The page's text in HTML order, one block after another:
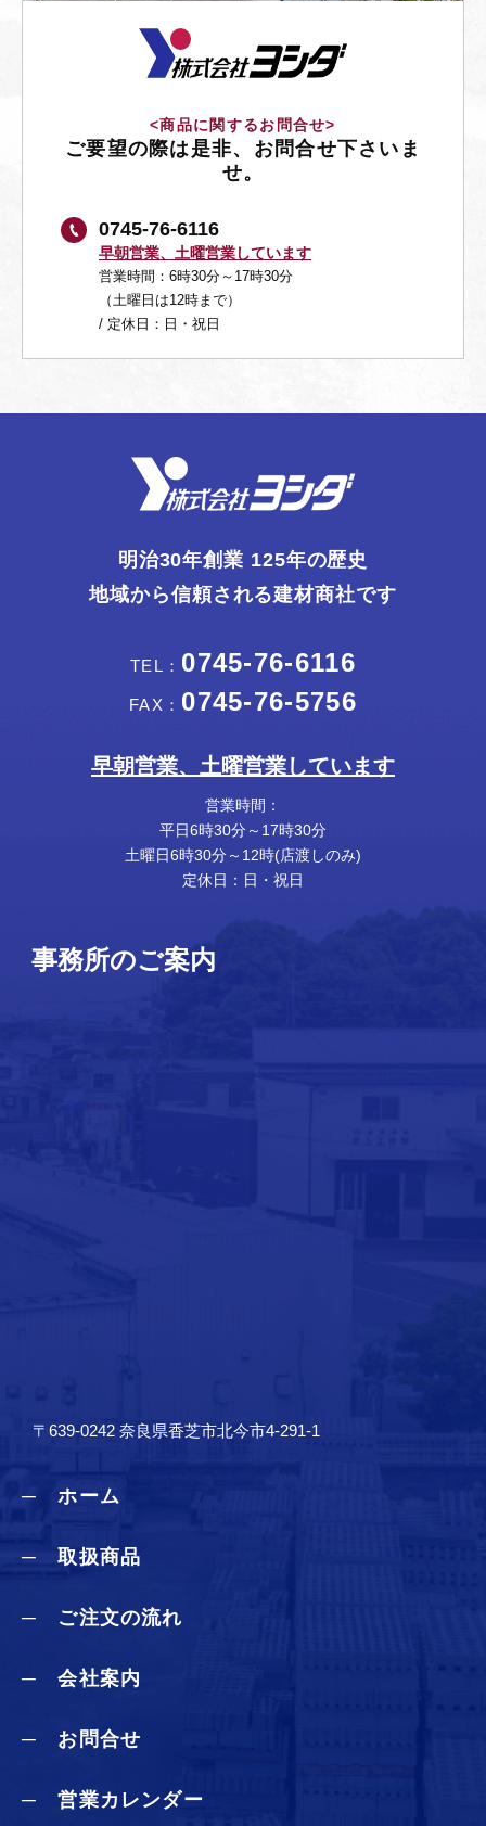
<商品に関するお問合せ>
ご要望の際は是非、お問合せ下さいま
せ。
0745-76-6116
早朝営業、土曜営業しています
営業時間：6時30分～17時30分
（土曜日は12時まで）
/ 定休日：日・祝日
明治30年創業 125年の歴史
地域から信頼される建材商社です
TEL： 0745-76-6116
FAX： 0745-76-5756
早朝営業、土曜営業しています
営業時間：
平日6時30分～17時30分
土曜日6時30分～12時(店渡しのみ)
定休日：日・祝日
事務所のご案内
〒639-0242 奈良県香芝市北今市4-291-1
─ ホーム
─ 取扱商品
─ ご注文の流れ
─ 会社案内
─ お問合せ
─ 営業カレンダー